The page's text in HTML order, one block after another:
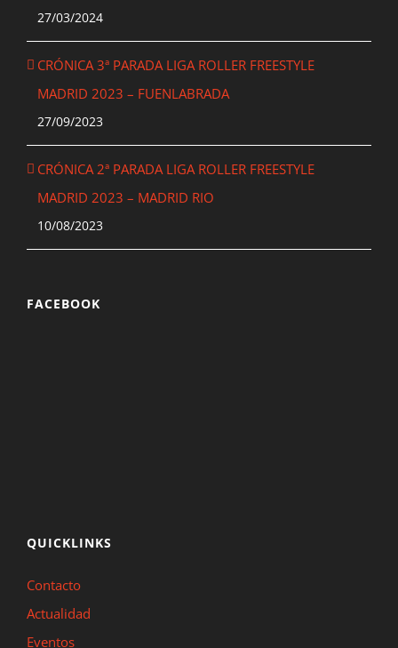
27/03/2024
CRÓNICA 3ª PARADA LIGA ROLLER FREESTYLE
MADRID 2023 – FUENLABRADA
27/09/2023
CRÓNICA 2ª PARADA LIGA ROLLER FREESTYLE
MADRID 2023 – MADRID RIO
10/08/2023
FACEBOOK
QUICKLINKS
Contacto
Actualidad
Eventos